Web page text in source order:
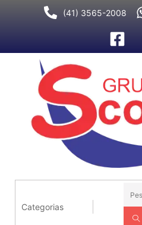
(41) 3565-2008